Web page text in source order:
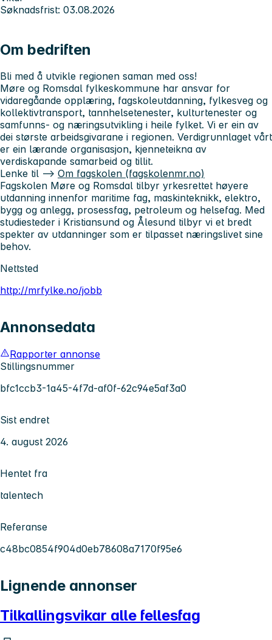
Søknadsfrist: 03.08.2026
Om bedriften
Bli med å utvikle regionen saman med oss!
Møre og Romsdal fylkeskommune har ansvar for
vidaregåande opplæring, fagskoleutdanning, fylkesveg og
kollektivtransport, tannhelsetenester, kulturtenester og
samfunns- og næringsutvikling i heile fylket. Vi er ein av
dei største arbeidsgivarane i regionen. Verdigrunnlaget vårt
er ein lærande organisasjon, kjenneteikna av
verdiskapande samarbeid og tillit.
Lenke til --> Om fagskolen (fagskolenmr.no)
Fagskolen Møre og Romsdal tilbyr yrkesrettet høyere
utdanning innenfor maritime fag, maskinteknikk, elektro,
bygg og anlegg, prosessfag, petroleum og helsefag. Med
studiesteder i Kristiansund og Ålesund tilbyr vi et bredt
spekter av utdanninger som er tilpasset næringslivet sine
behov.
Nettsted
http://mrfylke.no/jobb
Annonsedata
Rapporter annonse
Stillingsnummer
bfc1ccb3-1a45-4f7d-af0f-62c94e5af3a0
Sist endret
4. august 2026
Hentet fra
talentech
Referanse
c48bc0854f904d0eb78608a7170f95e6
Lignende annonser
Tilkallingsvikar alle fellesfag